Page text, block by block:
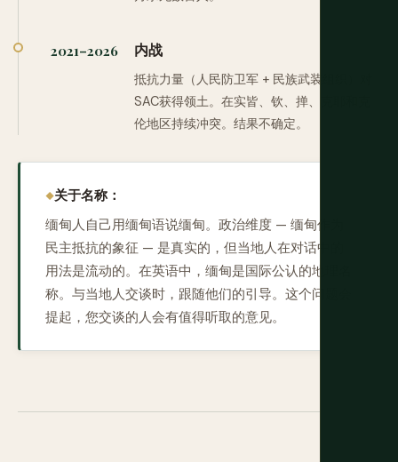
2021–2026 内战
抵抗力量（人民防卫军 + 民族武装组织）对
SAC获得领土。在实皆、钦、掸、克耶和克
伦地区持续冲突。结果不确定。
关于名称：
缅甸人自己用缅甸语说缅甸。政治维度 — 缅甸作为
民主抵抗的象征 — 是真实的，但当地人在对话中的
用法是流动的。在英语中，缅甸是国际公认的地理名
称。与当地人交谈时，跟随他们的引导。这个问题会
提起，您交谈的人会有值得听取的意见。